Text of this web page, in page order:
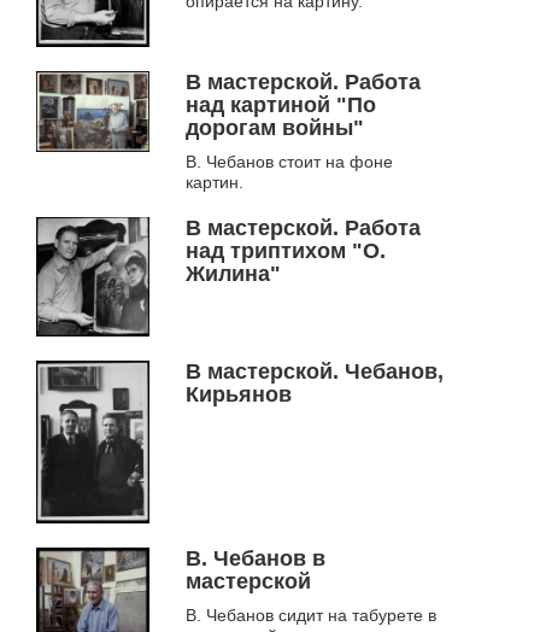
В мастерской. Работа
над картиной "По
дорогам войны"
В. Чебанов стоит на фоне
картин.
В мастерской. Работа
над триптихом "О.
Жилина"
В мастерской. Чебанов,
Кирьянов
В. Чебанов в
мастерской
В. Чебанов сидит на табурете в